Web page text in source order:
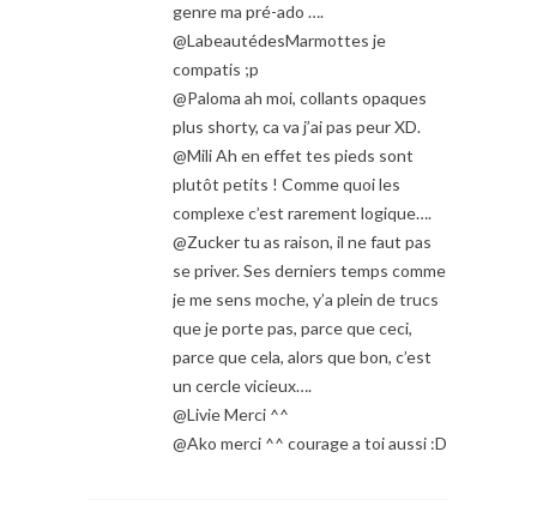
genre ma pré-ado ….
@LabeautédesMarmottes je
compatis ;p
@Paloma ah moi, collants opaques
plus shorty, ca va j’ai pas peur XD.
@Mili Ah en effet tes pieds sont
plutôt petits ! Comme quoi les
complexe c’est rarement logique….
@Zucker tu as raison, il ne faut pas
se priver. Ses derniers temps comme
je me sens moche, y’a plein de trucs
que je porte pas, parce que ceci,
parce que cela, alors que bon, c’est
un cercle vicieux….
@Livie Merci ^^
@Ako merci ^^ courage a toi aussi :D